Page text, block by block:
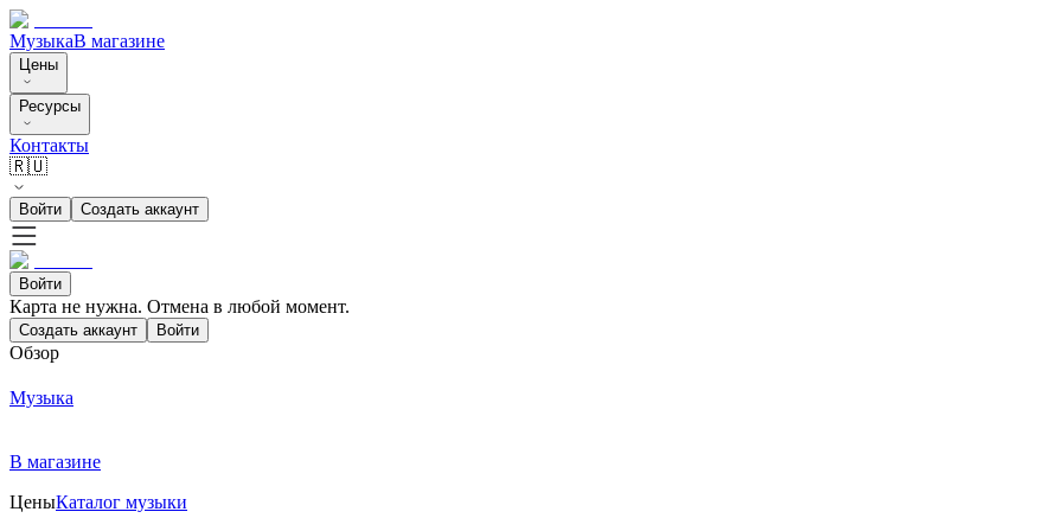
МузыкаВ магазине
Цены
Ресурсы
Контакты
🇷🇺
Войти Создать аккаунт
Войти
Карта не нужна. Отмена в любой момент.
Создать аккаунт Войти
Обзор
Музыка
В магазине
ЦеныКаталог музыки